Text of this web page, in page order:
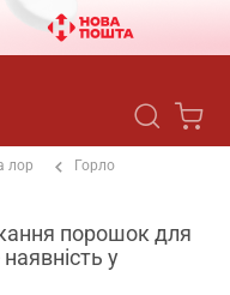
лор Горло
порошок для
у